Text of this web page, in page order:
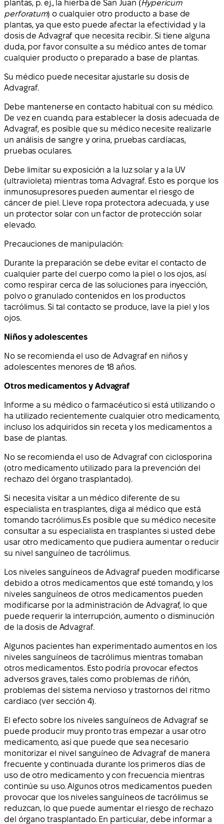
plantas, p. ej., la hierba de San Juan (Hypericum
perforatum) o cualquier otro producto a base de
plantas, ya que esto puede afectar la efectividad y la
dosis de Advagraf que necesita recibir. Si tiene alguna
duda, por favor consulte a su médico antes de tomar
cualquier producto o preparado a base de plantas.
Su médico puede necesitar ajustarle su dosis de
Advagraf.
Debe mantenerse en contacto habitual con su médico.
De vez en cuando, para establecer la dosis adecuada de
Advagraf, es posible que su médico necesite realizarle
un análisis de sangre y orina, pruebas cardíacas,
pruebas oculares.
Debe limitar su exposición a la luz solar y a la UV
(ultravioleta) mientras toma Advagraf. Esto es porque los
inmunosupresores pueden aumentar el riesgo de
cáncer de piel. Lleve ropa protectora adecuada, y use
un protector solar con un factor de protección solar
elevado.
Precauciones de manipulación:
Durante la preparación se debe evitar el contacto de
cualquier parte del cuerpo como la piel o los ojos, así
como respirar cerca de las soluciones para inyección,
polvo o granulado contenidos en los productos
tacrólimus. Si tal contacto se produce, lave la piel y los
ojos.
Niños y adolescentes
No se recomienda el uso de Advagraf en niños y
adolescentes menores de 18 años.
Otros medicamentos y Advagraf
Informe a su médico o farmacéutico si está utilizando o
ha utilizado recientemente cualquier otro medicamento,
incluso los adquiridos sin receta y los medicamentos a
base de plantas.
No se recomienda el uso de Advagraf con ciclosporina
(otro medicamento utilizado para la prevención del
rechazo del órgano trasplantado).
Si necesita visitar a un médico diferente de su
especialista en trasplantes, diga al médico que está
tomando tacrólimus.Es posible que su médico necesite
consultar a su especialista en trasplantes si usted debe
usar otro medicamento que pudiera aumentar o reducir
su nivel sanguíneo de tacrólimus.
Los niveles sanguíneos de Advagraf pueden modificarse
debido a otros medicamentos que esté tomando, y los
niveles sanguíneos de otros medicamentos pueden
modificarse por la administración de Advagraf, lo que
puede requerir la interrupción, aumento o disminución
de la dosis de Advagraf.
Algunos pacientes han experimentado aumentos en los
niveles sanguíneos de tacrólimus mientras tomaban
otros medicamentos. Esto podría provocar efectos
adversos graves, tales como problemas de riñón,
problemas del sistema nervioso y trastornos del ritmo
cardiaco (ver sección 4).
El efecto sobre los niveles sanguíneos de Advagraf se
puede producir muy pronto tras empezar a usar otro
medicamento, así que puede que sea necesario
monitorizar el nivel sanguíneo de Advagraf de manera
frecuente y continuada durante los primeros días de
uso de otro medicamento y con frecuencia mientras
continúe su uso. Algunos otros medicamentos pueden
provocar que los niveles sanguíneos de tacrólimus se
reduzcan, lo que puede aumentar el riesgo de rechazo
del órgano trasplantado. En particular, debe informar a